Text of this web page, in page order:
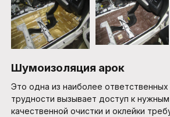
Шумоизоляция арок
Это одна из наиболее
трудности вызывает доступ к
качественной очистки и оклейки